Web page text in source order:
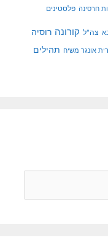
חרסינה פלסטינים
צה"ל קורונה רוסיה
אונגר משיח תהילים